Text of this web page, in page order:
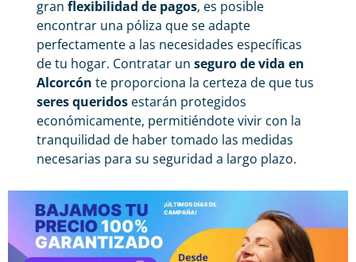
gran flexibilidad de pagos, es posible
encontrar una póliza que se adapte
perfectamente a las necesidades específicas
de tu hogar. Contratar un seguro de vida en
Alcorcón te proporciona la certeza de que tus
seres queridos estarán protegidos
económicamente, permitiéndote vivir con la
tranquilidad de haber tomado las medidas
necesarias para su seguridad a largo plazo.